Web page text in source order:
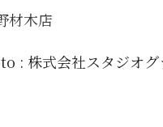
材木店
: 株式会社スタジオグ